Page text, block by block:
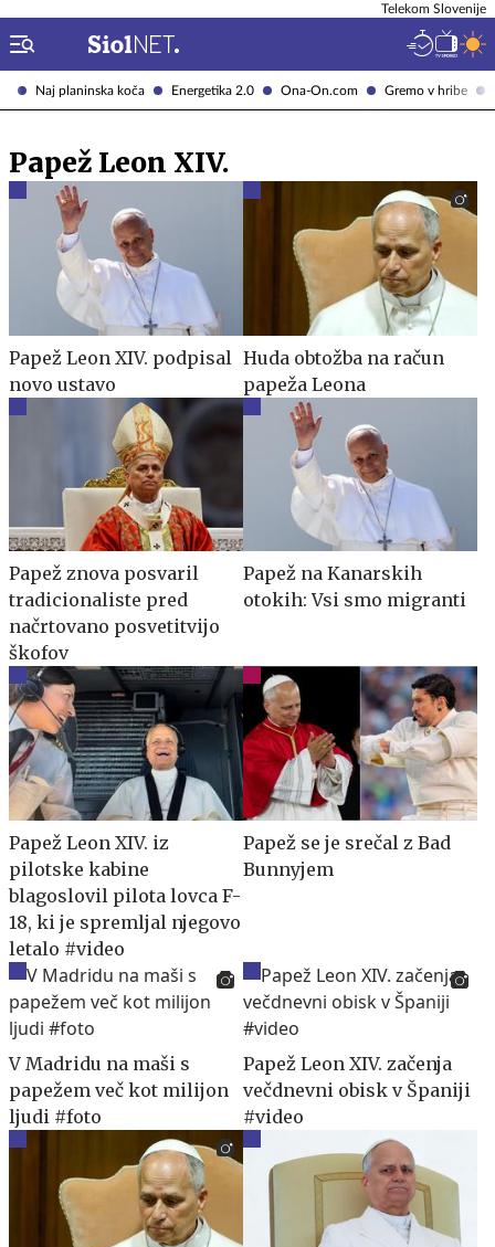
Naj planinska koča Energetika 2.0 Ona-On.com Gremo v hribe
Telekom Slovenije
Papež Leon XIV.
Papež Leon XIV. podpisal
novo ustavo
Huda obtožba na račun
papeža Leona
Papež znova posvaril
tradicionaliste pred
načrtovano posvetitvijo
škofov
Papež na Kanarskih
otokih: Vsi smo migranti
Papež Leon XIV. iz
pilotske kabine
blagoslovil pilota lovca F-
18, ki je spremljal njegovo
letalo #video
Papež se je srečal z Bad
Bunnyjem
V Madridu na maši s
papežem več kot milijon
ljudi #foto
Papež Leon XIV. začenja
večdnevni obisk v Španiji
#video